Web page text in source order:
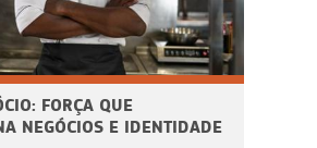
FORÇA QUE
NEGÓCIOS E IDENTIDADE